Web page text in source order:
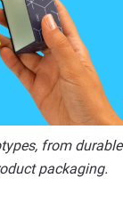
from durable
packaging.